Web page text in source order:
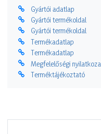
Gyártói adatlap
Gyártói termékoldal
Gyártói termékoldal
Termékadatlap
Termékadatlap
Megfelelőségi
Terméktájékoztató